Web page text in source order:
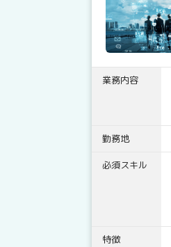
業務内容
勤務地
必須スキル
特徴